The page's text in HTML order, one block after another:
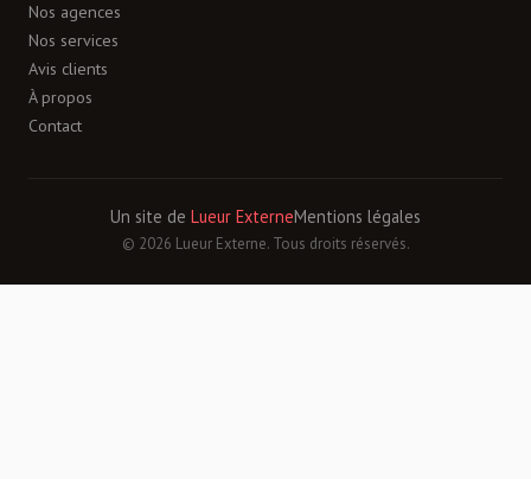
Nos agences
Nos services
Avis clients
À propos
Contact
Un site de Lueur ExterneMentions légales
© 2026 Lueur Externe. Tous droits réservés.